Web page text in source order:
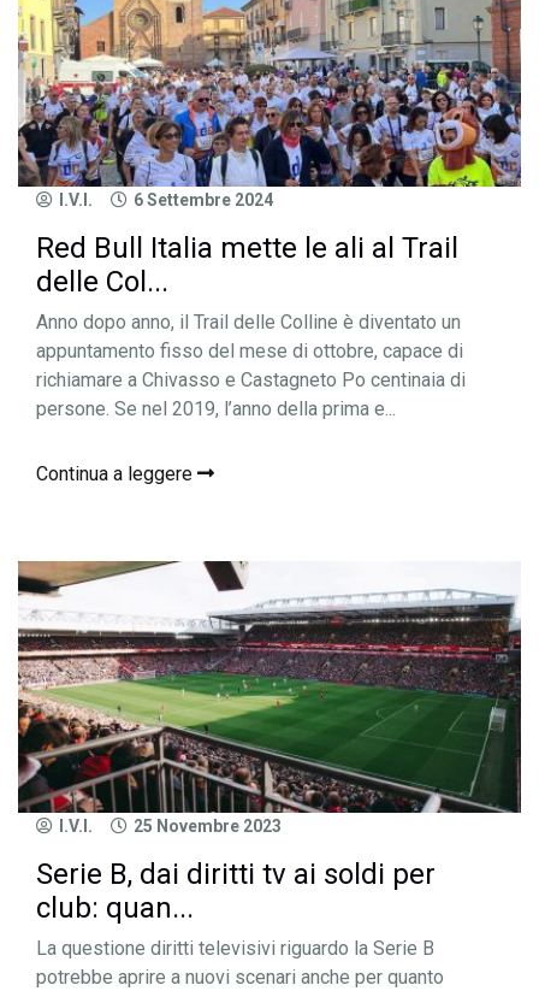
I.V.I. 6 Settembre 2024
Red Bull Italia mette le ali al Trail
delle Col...
Anno dopo anno, il Trail delle Colline è diventato un
appuntamento fisso del mese di ottobre, capace di
richiamare a Chivasso e Castagneto Po centinaia di
persone. Se nel 2019, l’anno della prima e...
Continua a leggere
I.V.I. 25 Novembre 2023
Serie B, dai diritti tv ai soldi per
club: quan...
La questione diritti televisivi riguardo la Serie B
potrebbe aprire a nuovi scenari anche per quanto